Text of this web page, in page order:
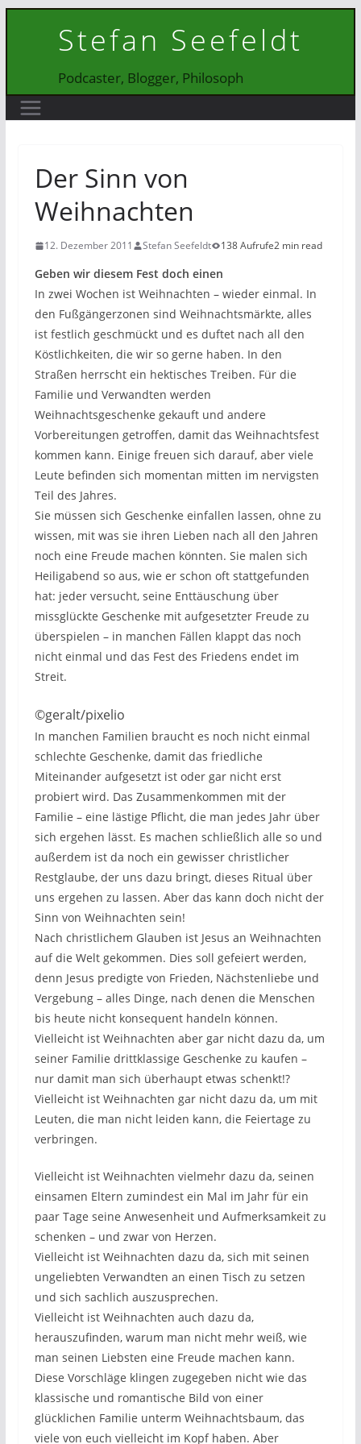
Stefan Seefeldt
Podcaster, Blogger, Philosoph
Der Sinn von
Weihnachten
12. Dezember 2011 Stefan Seefeldt 138 Aufrufe2 min read
Geben wir diesem Fest doch einen
In zwei Wochen ist Weihnachten – wieder einmal. In
den Fußgängerzonen sind Weihnachtsmärkte, alles
ist festlich geschmückt und es duftet nach all den
Köstlichkeiten, die wir so gerne haben. In den
Straßen herrscht ein hektisches Treiben. Für die
Familie und Verwandten werden
Weihnachtsgeschenke gekauft und andere
Vorbereitungen getroffen, damit das Weihnachtsfest
kommen kann. Einige freuen sich darauf, aber viele
Leute befinden sich momentan mitten im nervigsten
Teil des Jahres.
Sie müssen sich Geschenke einfallen lassen, ohne zu
wissen, mit was sie ihren Lieben nach all den Jahren
noch eine Freude machen könnten. Sie malen sich
Heiligabend so aus, wie er schon oft stattgefunden
hat: jeder versucht, seine Enttäuschung über
missglückte Geschenke mit aufgesetzter Freude zu
überspielen – in manchen Fällen klappt das noch
nicht einmal und das Fest des Friedens endet im
Streit.
©geralt/pixelio
In manchen Familien braucht es noch nicht einmal
schlechte Geschenke, damit das friedliche
Miteinander aufgesetzt ist oder gar nicht erst
probiert wird. Das Zusammenkommen mit der
Familie – eine lästige Pflicht, die man jedes Jahr über
sich ergehen lässt. Es machen schließlich alle so und
außerdem ist da noch ein gewisser christlicher
Restglaube, der uns dazu bringt, dieses Ritual über
uns ergehen zu lassen. Aber das kann doch nicht der
Sinn von Weihnachten sein!
Nach christlichem Glauben ist Jesus an Weihnachten
auf die Welt gekommen. Dies soll gefeiert werden,
denn Jesus predigte von Frieden, Nächstenliebe und
Vergebung – alles Dinge, nach denen die Menschen
bis heute nicht konsequent handeln können.
Vielleicht ist Weihnachten aber gar nicht dazu da, um
seiner Familie drittklassige Geschenke zu kaufen –
nur damit man sich überhaupt etwas schenkt!?
Vielleicht ist Weihnachten gar nicht dazu da, um mit
Leuten, die man nicht leiden kann, die Feiertage zu
verbringen.
Vielleicht ist Weihnachten vielmehr dazu da, seinen
einsamen Eltern zumindest ein Mal im Jahr für ein
paar Tage seine Anwesenheit und Aufmerksamkeit zu
schenken – und zwar von Herzen.
Vielleicht ist Weihnachten dazu da, sich mit seinen
ungeliebten Verwandten an einen Tisch zu setzen
und sich sachlich auszusprechen.
Vielleicht ist Weihnachten auch dazu da,
herauszufinden, warum man nicht mehr weiß, wie
man seinen Liebsten eine Freude machen kann.
Diese Vorschläge klingen zugegeben nicht wie das
klassische und romantische Bild von einer
glücklichen Familie unterm Weihnachtsbaum, das
viele von euch vielleicht im Kopf haben. Aber